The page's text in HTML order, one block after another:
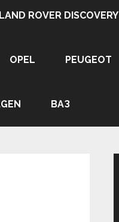
LAND ROVER DISCOVERY
OPEL PEUGEOT
ВАЗ